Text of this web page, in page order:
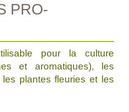
PRO-
pour la culture
et aromatiques), les
plantes fleuries et les